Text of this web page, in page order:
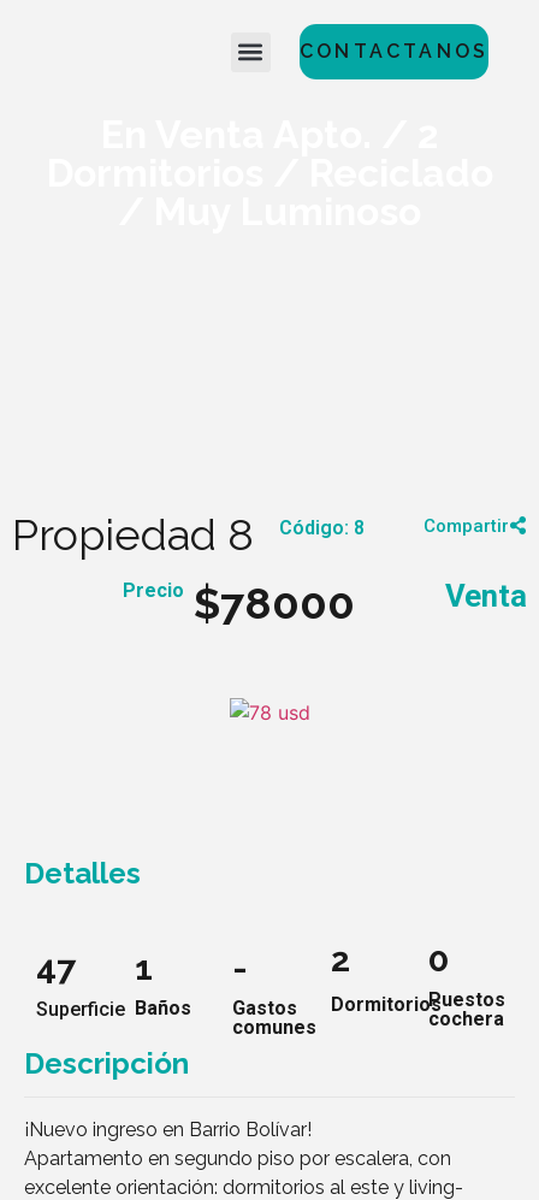
CONTACTANOS
Propiedad 8 Código: 8 Compartir
Precio $78000 Venta
Detalles
47
Superficie
1
Baños
-
Gastos
comunes
2
Dormitorios
0
Puestos
cochera
Descripción
¡Nuevo ingreso en Barrio Bolívar!
Apartamento en segundo piso por escalera, con
excelente orientación: dormitorios al este y living-